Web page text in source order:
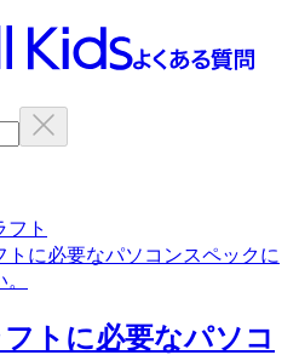
フト
トに必要なパソコンスペックに
トに必要なパソコ